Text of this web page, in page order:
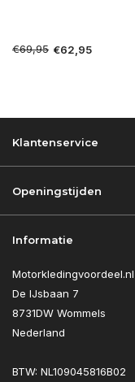
€69,95 €62,95
Klantenservice
Openingstijden
Informatie
Motorkledingvoordeel.nl
De IJsbaan 7
8731DW Wommels
Nederland
BTW: NL109045816B02